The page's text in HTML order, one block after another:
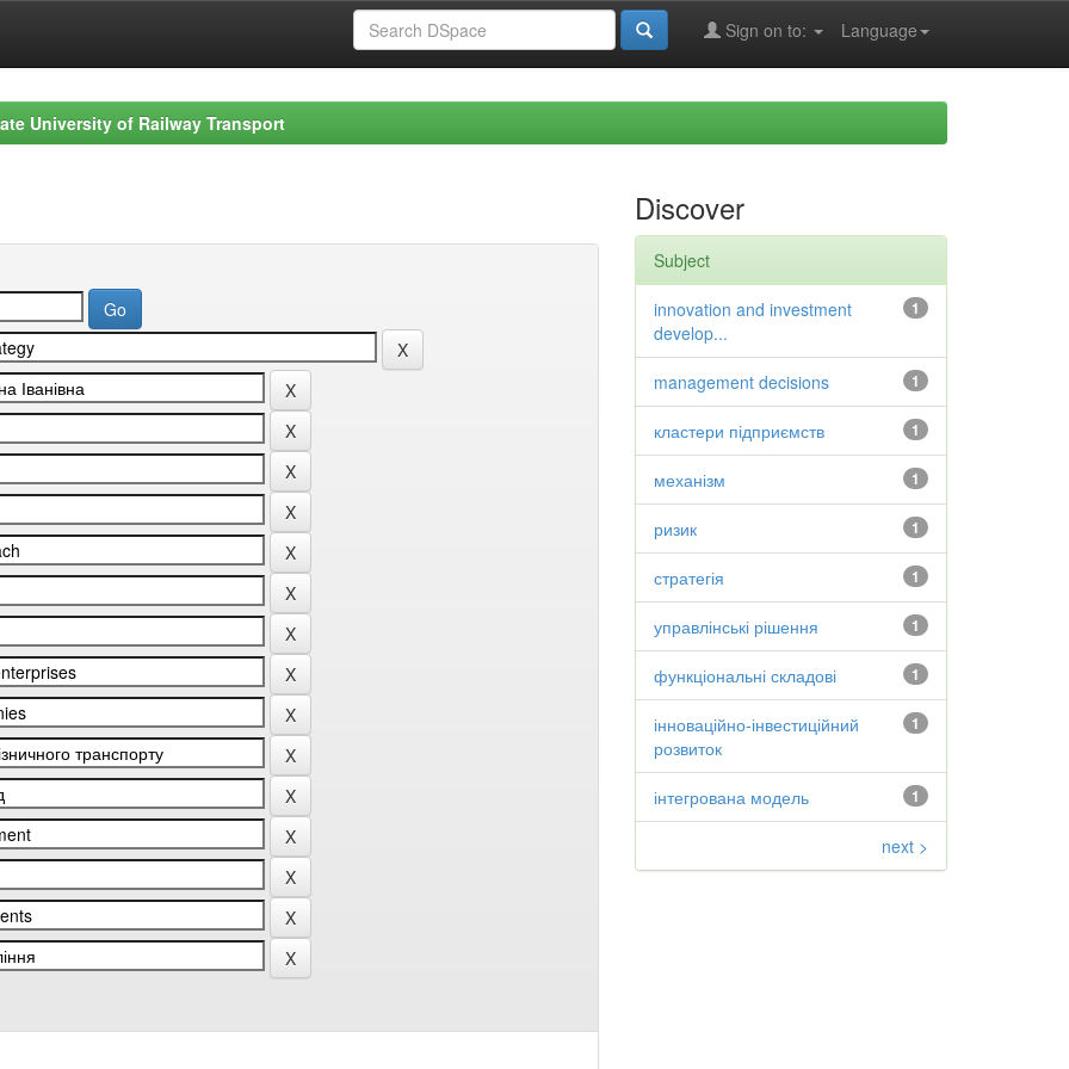
Language
Sign on to:
University of Railway Transport
Discover
Subject
1
innovation and investment
develop...
1
management decisions
1
кластери підприємств
1
механізм
1
ризик
1
стратегія
1
управлінські рішення
1
функціональні складові
1
інноваційно-інвестиційний
розвиток
1
інтегрована модель
next >